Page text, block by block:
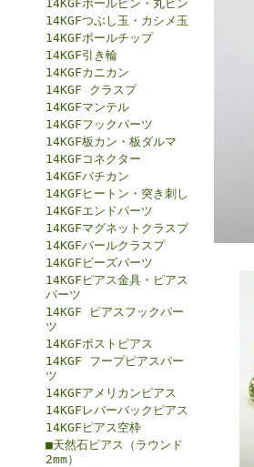
14KGFボールピン・丸ピン
14KGFつぶし玉・カシメ玉
14KGFボールチップ
14KGF引き輪
14KGFカニカン
14KGF クラスプ
14KGFマンテル
14KGFフックパーツ
14KGF板カン・板ダルマ
14KGFコネクター
14KGFバチカン
14KGFヒートン・突き刺し
14KGFエンドパーツ
14KGFマグネットクラスプ
14KGFパールクラスプ
14KGFビーズパーツ
14KGFピアス金具・ピアス
パーツ
14KGF ピアスフックパー
ツ
14KGFポストピアス
14KGF フープピアスパー
ツ
14KGFアメリカンピアス
14KGFレバーバックピアス
14KGFピアス空枠
■天然石ピアス（ラウンド
2mm）